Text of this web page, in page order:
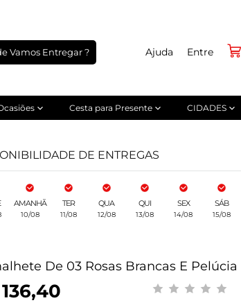
Vamos Entregar ? Entre
Ajuda
Cesta para Presente CIDADES
DE ENTREGAS
AMANHÃ
10/08
TER
11/08
QUA
12/08
QUI
13/08
SEX
14/08
SÁB
15/08
De 03 Rosas Brancas E Pelúcia